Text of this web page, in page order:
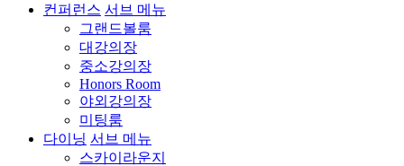
컨퍼런스 서브 메뉴
그랜드볼룸
대강의장
중소강의장
Honors Room
야외강의장
미팅룸
다이닝 서브 메뉴
스카이라운지